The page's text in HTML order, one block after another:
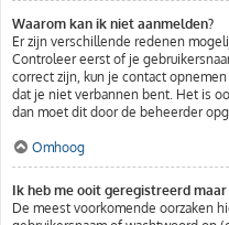
Waarom kan ik niet aanmelden?
Er zijn verschillende redenen
Controleer eerst of je
correct zijn, kun je contact
dat je niet verbannen bent. Het is
dan moet dit door de beheerder
Omhoog
Ik heb me ooit geregistreerd
De meest voorkomende oorzaken